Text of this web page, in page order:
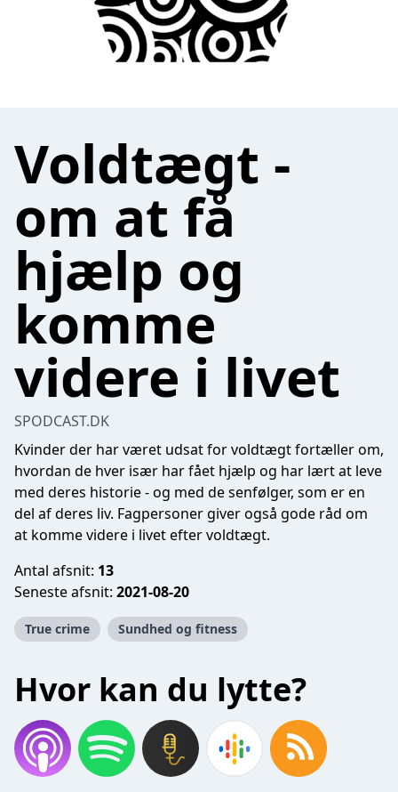
Voldtægt -
om at få
hjælp og
komme
videre i livet
SPODCAST.DK
Kvinder der har været udsat for voldtægt fortæller om,
hvordan de hver især har fået hjælp og har lært at leve
med deres historie - og med de senfølger, som er en
del af deres liv. Fagpersoner giver også gode råd om
at komme videre i livet efter voldtægt.
Antal afsnit: 13
Seneste afsnit: 2021-08-20
True crime Sundhed og fitness
Hvor kan du lytte?